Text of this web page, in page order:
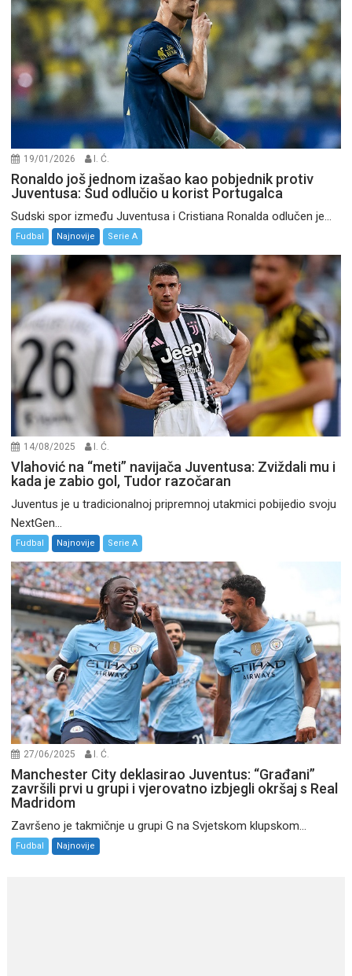
19/01/2026 I. Ć.
Ronaldo još jednom izašao kao pobjednik protiv
Juventusa: Sud odlučio u korist Portugalca
Sudski spor između Juventusa i Cristiana Ronalda odlučen je...
Fudbal Najnovije Serie A
14/08/2025 I. Ć.
Vlahović na “meti” navijača Juventusa: Zviždali mu i
kada je zabio gol, Tudor razočaran
Juventus je u tradicionalnoj pripremnoj utakmici pobijedio svoju
NextGen...
Fudbal Najnovije Serie A
27/06/2025 I. Ć.
Manchester City deklasirao Juventus: “Građani”
završili prvi u grupi i vjerovatno izbjegli okršaj s Real
Madridom
Završeno je takmičnje u grupi G na Svjetskom klupskom...
Fudbal Najnovije